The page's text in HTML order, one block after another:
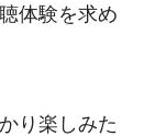
体験を求め
り楽しみた